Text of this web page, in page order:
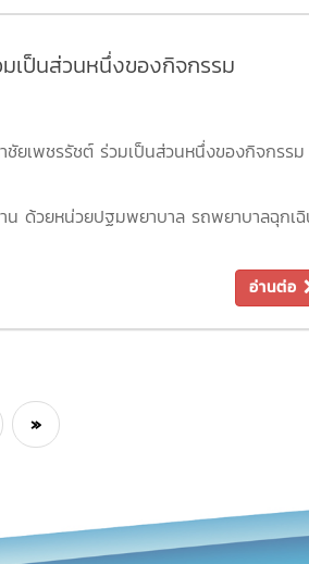
ายาง จังหวัดเพชรบุรี
หนองหญ้าปล้อง จังหวัดเพชรบุรี
ยน จังหวัดเพชรบุรี
ารทางด้านร่างกาย อารมณ์ สังคมและสติ
เป็นส่วนหนึ่งของกิจกรรม
ยเพชรรัชต์ ร่วมเป็นส่วนหนึ่งของกิจกรรม
ด้วยหน่วยปฐมพยาบาล รถพยาบาลฉุกเ
อ่านต่อ
»